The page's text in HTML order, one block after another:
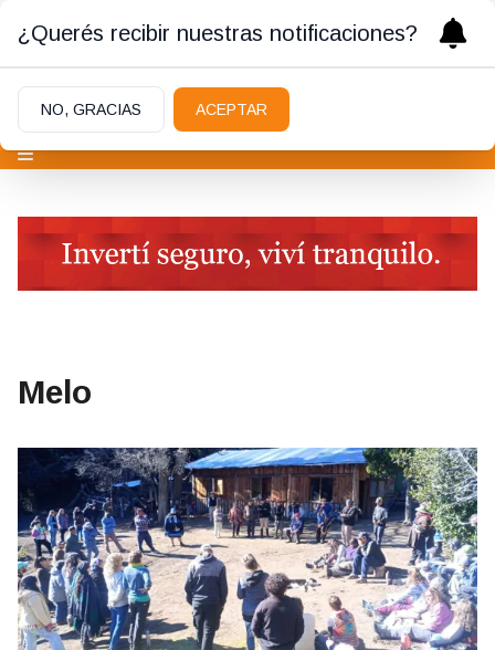
Melo
¿Querés recibir nuestras notificaciones?
NO, GRACIAS ACEPTAR